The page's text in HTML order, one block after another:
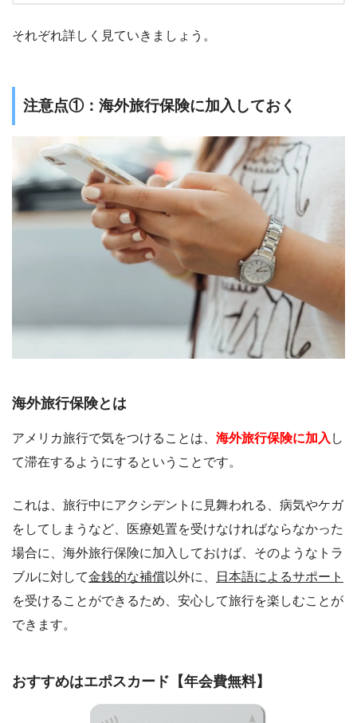
それぞれ詳しく見ていきましょう。
注意点①：海外旅行保険に加入しておく
海外旅行保険とは
アメリカ旅行で気をつけることは、 海外旅行保険に加入 し
て滞在するようにするということです。
これは、旅行中にアクシデントに見舞われる、病気やケガ
をしてしまうなど、医療処置を受けなければならなかった
場合に、海外旅行保険に加入しておけば、そのようなトラ
ブルに対して金銭的な補償以外に、
日本語によるサポート
を受けることができるため、安心して旅行を楽しむことが
できます。
おすすめはエポスカード【年会費無料】